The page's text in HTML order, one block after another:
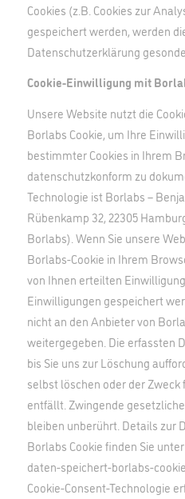
Cookies (z.B. Cookies zur
gespeichert werden, werden
Datenschutzerklärung
Cookie-Einwilligung mit
Unsere Website nutzt die
Borlabs Cookie, um Ihre
bestimmter Cookies in Ihrem
datenschutzkonform zu
Technologie ist Borlabs –
Rübenkamp 32, 22305
Borlabs). Wenn Sie unsere
Borlabs-Cookie in Ihrem
von Ihnen erteilten
Einwilligungen gespeichert
nicht an den Anbieter von
weitergegeben. Die erfassten
bis Sie uns zur Löschung
selbst löschen oder der
entfällt. Zwingende
bleiben unberührt. Details zur
Borlabs Cookie finden Sie unter
daten-speichert-borlabs-
Cookie-Consent-Technologie